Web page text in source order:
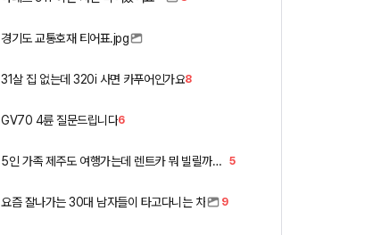
경기도 교통호재 티어표.jpg
31살 집 없는데 320i 사면 카푸어인가요8
GV70 4륜 질문드립니다6
5인 가족 제주도 여행가는데 렌트카 뭐 빌릴까요 ㅎ 5
요즘 잘나가는 30대 남자들이 타고다니는 차 9